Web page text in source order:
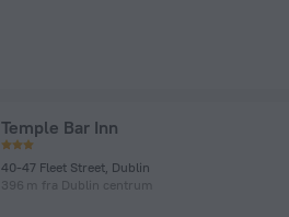
Temple Bar Inn
40-47 Fleet Street, Dublin
396 m fra Dublin centrum